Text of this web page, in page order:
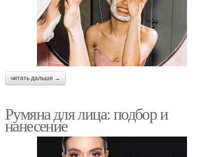
читать дальше →
Румяна для лица: подбор и
нанесение